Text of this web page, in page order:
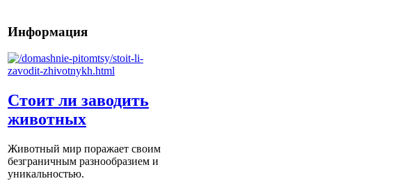
Информация
Стоит ли заводить
животных
Животный мир поражает своим
безграничным разнообразием и
уникальностью.